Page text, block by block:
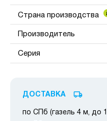
Страна производства
Производитель
Серия
ДОСТАВКА
по СПб (газель 4 м, до